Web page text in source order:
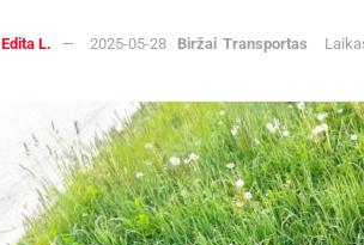
Edita L. 2025-05-28 Biržai Transportas